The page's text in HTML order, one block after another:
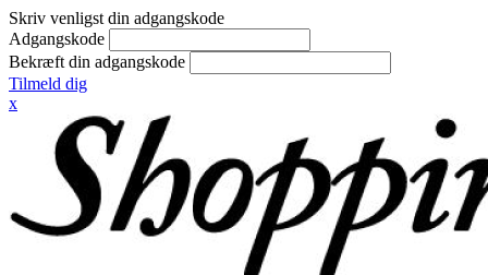
Skriv venligst din adgangskode
Adgangskode
Bekræft din adgangskode
Tilmeld dig
x